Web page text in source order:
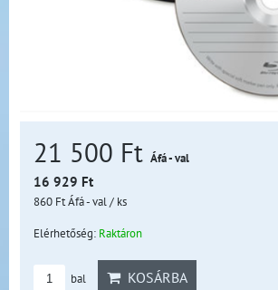
21 500 Ft Áfá - val
16 929 Ft
860 FtÁfá - val/ ks
Elérhetőség: Raktáron
bal KOSÁRBA